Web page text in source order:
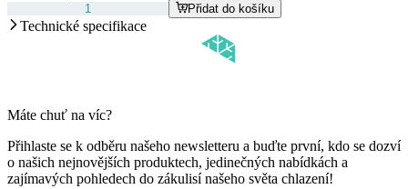
Přidat do košíku
Technické specifikace
Máte chuť na víc?
Přihlaste se k odběru našeho newsletteru a buďte první, kdo se dozví
o našich nejnovějších produktech, jedinečných nabídkách a
zajímavých pohledech do zákulisí našeho světa chlazení!